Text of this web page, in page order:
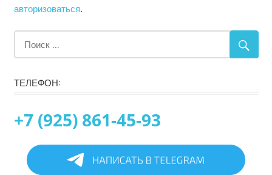
авторизоваться.
ТЕЛЕФОН:
+7 (925) 861-45-93